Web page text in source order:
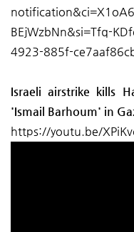
BEjWzbNn&si=Tfq-
4923-885f-
Israeli airstrike kills
'Ismail Barhoum' in
https://youtu.be/